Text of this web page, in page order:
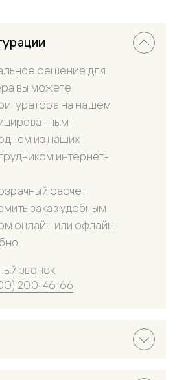
решение для
вы можете
на нашем
из наших
интернет-
расчет
заказ удобным
онлайн или офлайн.
звонок
200-46-66